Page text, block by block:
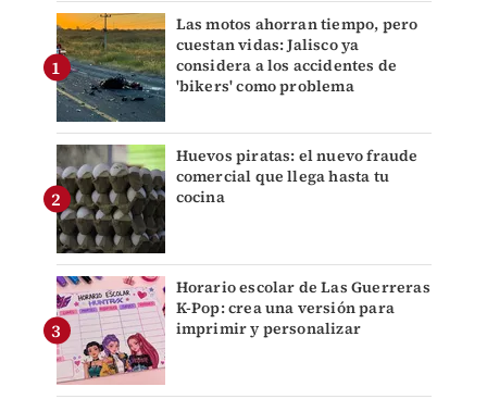
Las motos ahorran tiempo, pero
cuestan vidas: Jalisco ya
considera a los accidentes de
'bikers' como problema
Huevos piratas: el nuevo fraude
comercial que llega hasta tu
cocina
Horario escolar de Las Guerreras
K-Pop: crea una versión para
imprimir y personalizar